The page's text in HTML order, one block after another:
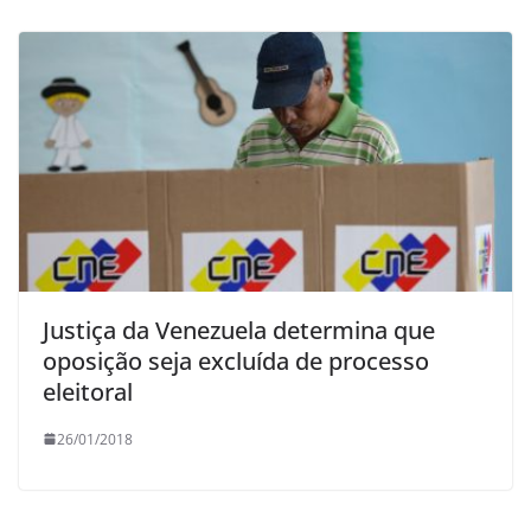
Justiça da Venezuela determina que
oposição seja excluída de processo
eleitoral
26/01/2018